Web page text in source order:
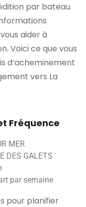
par bateau.
aider à
Voici ce que vous
d’acheminement
vers La
Fréquence
MER
DES GALETS
par semaine
pour planifier